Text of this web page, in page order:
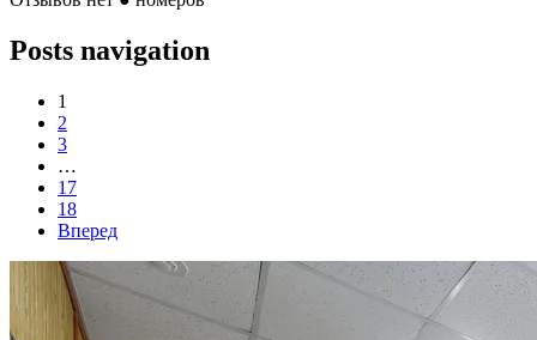
Posts navigation
1
2
3
…
17
18
Вперед